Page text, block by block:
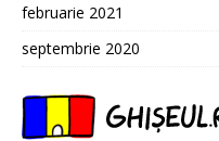
februarie 2021
septembrie 2020